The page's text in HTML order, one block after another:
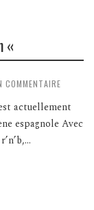
«
COMMENTAIRE
actuellement
espagnole Avec